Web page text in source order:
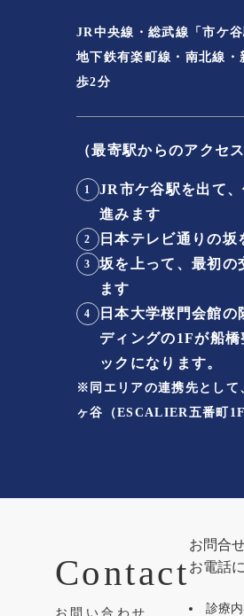
JR中央線・総武線「市ケ
地下鉄有楽町線・南北線
歩2分
（最寄駅からのアクセス
1
JR市ケ谷駅を出て
進みます
2 日本テレビ通りの坂
3
坂を上って、最初の
ます
4
日本大学桜門会館
ディングの1Fが船
ックになります。
※同エリアの連携先として
ヶ谷
（ESCALIER五番町
Contact
お問い合わせ
お問合
お電話
診療